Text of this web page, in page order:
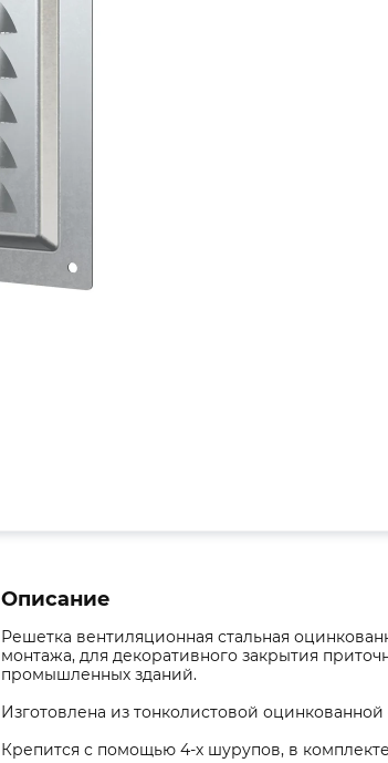
Описание
Решетка вентиляционная стальная
монтажа, для декоративного закрытия
промышленных зданий.
Изготовлена из тонколистовой оцинкованной
Крепится с помощью 4-х шурупов, в